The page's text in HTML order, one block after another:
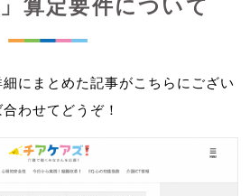
」算定要件について
にまとめた記事がこちらにござい
わせてどうぞ！